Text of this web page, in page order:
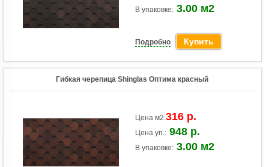
В упаковке: 3.00 м2
Подробно Купить
Гибкая черепица Shinglas Оптима красный
Цена м2:316 р.
Цена уп.: 948 р.
В упаковке: 3.00 м2